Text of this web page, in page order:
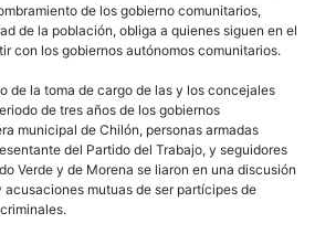
de los gobierno comunitarios,
de la población, obliga a quienes siguen en el
con los gobiernos autónomos comunitarios.
de la toma de cargo de las y los concejales
de tres años de los gobiernos
municipal de Chilón, personas armadas
del Partido del Trabajo, y seguidores
Verde y de Morena se liaron en una discusión
mutuas de ser partícipes de